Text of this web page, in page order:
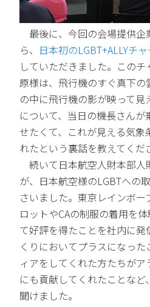
最後に、今回の会場提供企
ら、 日本初のLGBT+ALLYチ
していただきました。この
原様は、飛行機のすぐ真下
の中に飛行機の影が映って
について、当日の機長さん
せたくて、これが見える気象
れたという裏話を教えてくだ
続いて日本航空人財本部人
が、日本航空様のLGBTへの
さいました。東京レインボー
ロットやCAの制服の着用を
て好評を得たことを社内に
くりにおいてプラスになっ
ィアをしてくれた方たちが
にも貢献してくれたことな
聞けました。